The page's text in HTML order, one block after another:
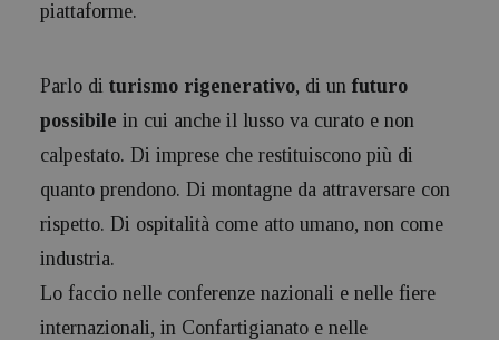
piattaforme.
Parlo di turismo rigenerativo, di un futuro
possibile in cui anche il lusso va curato e non
calpestato. Di imprese che restituiscono più di
quanto prendono. Di montagne da attraversare con
rispetto. Di ospitalità come atto umano, non come
industria.
Lo faccio nelle conferenze nazionali e nelle fiere
internazionali, in Confartigianato e nelle